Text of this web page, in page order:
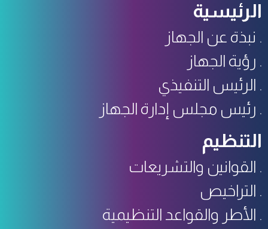
الرئيسية
نبذة عن الجهاز
رؤية الجهاز
الرئيس التنفيذي
رئيس مجلس إدارة الجهاز
التنظيم
القوانين والتشريعات
التراخيص
الأطر والقواعد التنظيمية